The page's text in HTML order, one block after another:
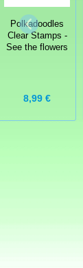
Polkadoodles
Clear Stamps -
See the flowers
8,99 €